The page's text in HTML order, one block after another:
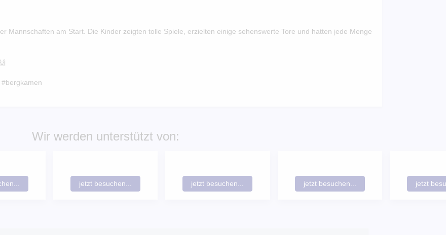
Mannschaften am Start. Die Kinder zeigten tolle Spiele, erzielten einige sehenswerte Tore und hatten jede Menge
Wir werden unterstützt von:
jetzt besuchen... jetzt besuchen... jetzt besuchen... jetzt